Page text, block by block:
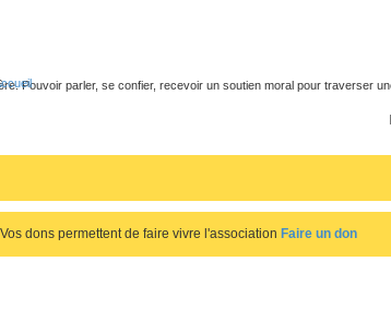
Pouvoir parler, se confier, recevoir un soutien moral pour traverser
Vos dons permettent de faire vivre l'association Faire un don